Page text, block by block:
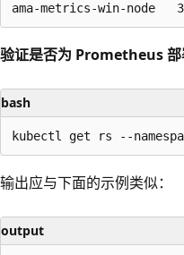
验证是否为 Prometheus
bash
输出应与下面的示例类似：
output